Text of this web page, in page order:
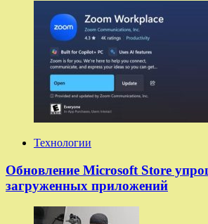
Технологии
Обновление Microsoft Store
загруженных приложений